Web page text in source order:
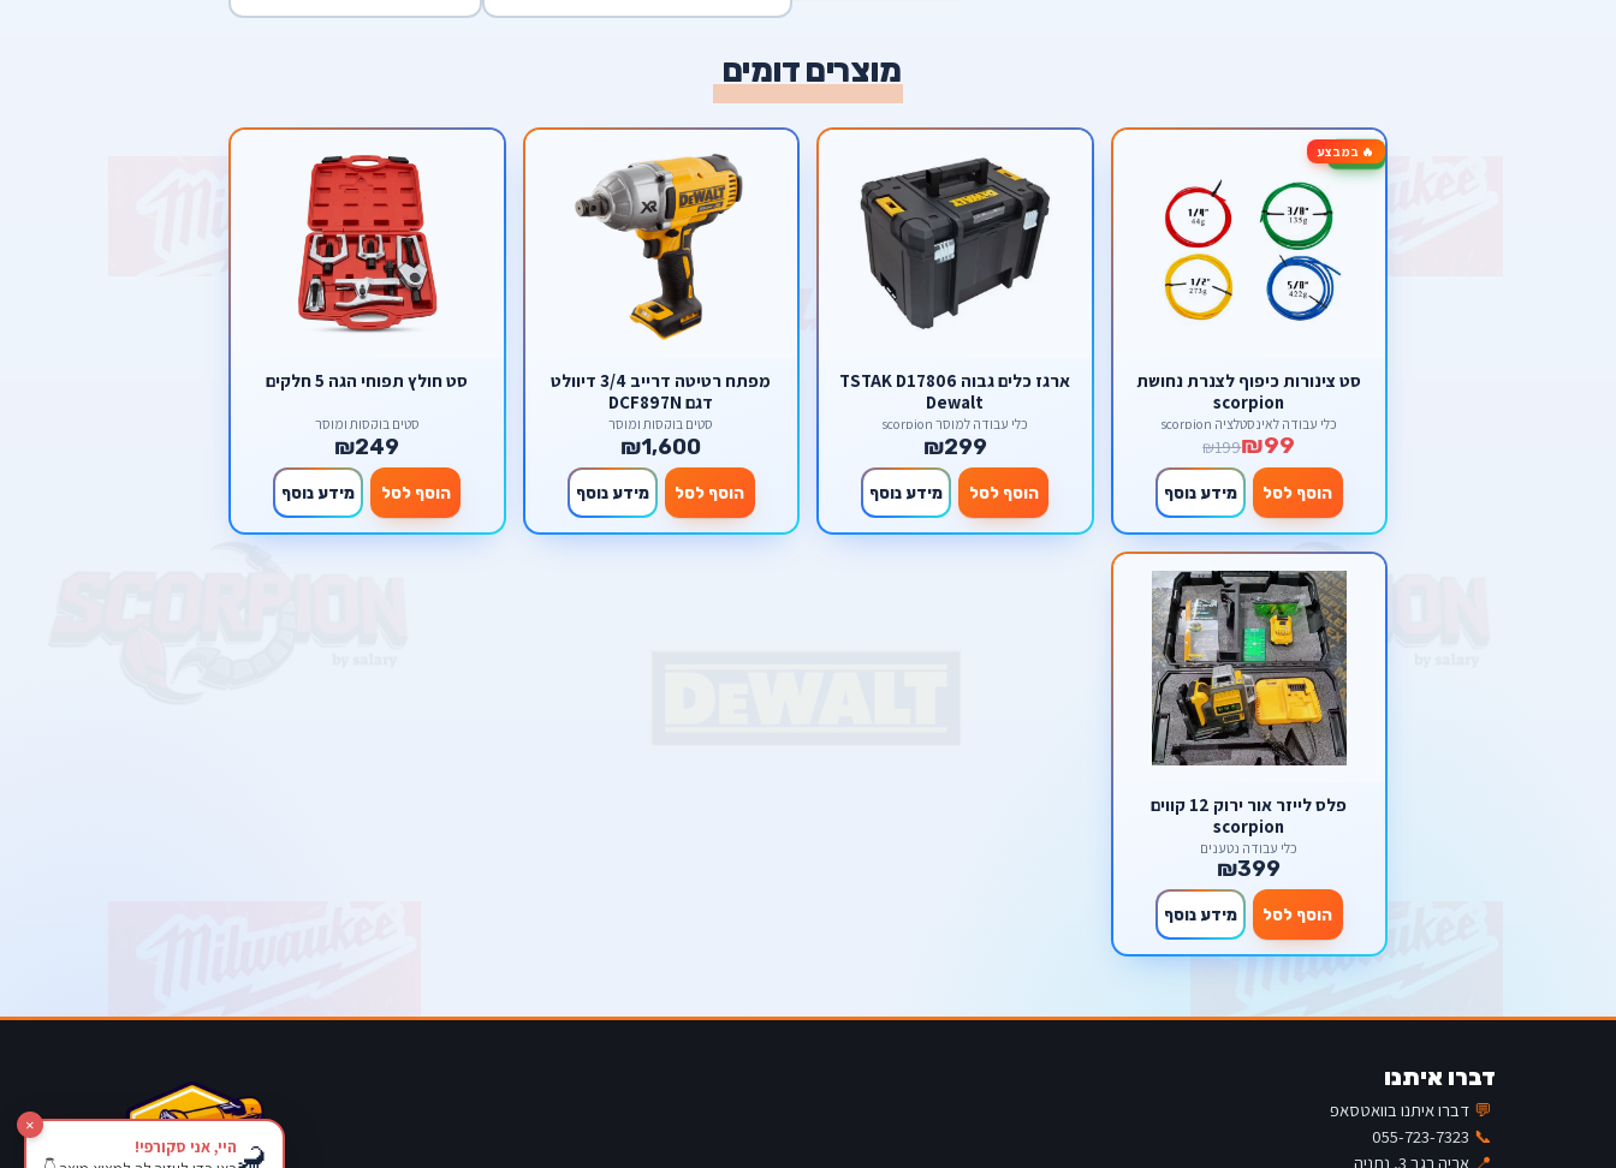
מוצרים דומים
🔥 במבצע-50%
סט צינורות כיפוף לצנרת נחושת
scorpion
כלי עבודה לאינסטלציה scorpion
₪99
₪199
הוסף לסל מידע נוסף
ארגז כלים גבוה TSTAK D17806
Dewalt
כלי עבודה למוסך scorpion
₪299
הוסף לסל מידע נוסף
מפתח רטיטה דרייב 3/4 דיוולט
דגם DCF897N
סטים בוקסות ומוסך
₪1,600
הוסף לסל מידע נוסף
סט חולץ תפוחי הגה 5 חלקים
סטים בוקסות ומוסך
₪249
הוסף לסל מידע נוסף
פלס לייזר אור ירוק 12 קווים
scorpion
כלי עבודה נטענים
₪399
הוסף לסל מידע נוסף
דברו איתנו
💬 דברו איתנו בוואטסאפ
📞
055-723-7323
📍 אריה רגב 3, נתניה
×
🦂היי, אני סקורפי!